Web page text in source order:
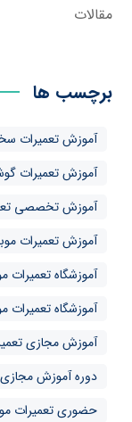
مقالات
برچسب ها
آموزش تعمیرات
آموزش تعمیرات
آموزش تخصصی
آموزش تعمیرات
آموزشگاه تعمیرات
آموزشگاه تعمیرات
آموزش مجازی
دوره آموزش مجازی
حضوری تعمیرات